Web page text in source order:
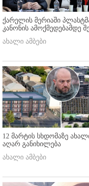
ქარელის მერიაში
კანონის ამოქმედებამდე
ახალი ამბები
12 მარტის სხდომაზე
აღარ განიხილება
ახალი ამბები